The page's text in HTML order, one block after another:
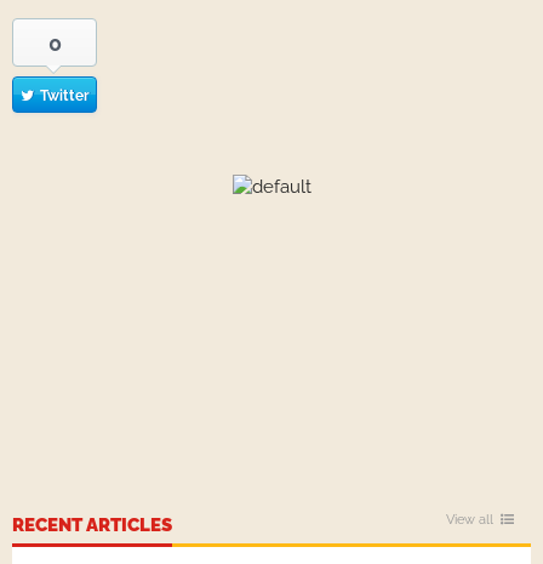
0
Twitter
RECENT ARTICLES View all